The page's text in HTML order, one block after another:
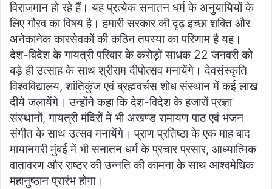
विराजमान हो रहे हैं। यह प्रत्येक सनातन धर्म के अनुयायियों के
लिए गौरव का विषय है। हमारी सरकार की दृढ़ इच्छा शक्ति और
अनेकानेक कारसेवकों की कठिन तपस्या का परिणाम है यह।
देश-विदेश के गायत्री परिवार के करोड़ों साधक 22 जनवरी को
बड़े ही उत्साह के साथ श्रीराम दीपोत्सव मनायेंगे। देवसंस्कृति
विश्वविद्यालय, शांतिकुंज एवं ब्रह्मवर्चस शोध संस्थान में कई लाख
दीये जलायेंगे। उन्होंने कहा कि देश-विदेश के हजारों प्रज्ञा
संस्थानों, गायत्री मंदिरों में भी अखण्ड रामायण पाठ एवं भजन
संगीत के साथ उत्सव मनायेंगे। प्राण प्रतिष्ठा के एक माह बाद
मायानगरी मुंबई में भी सनातन धर्म के प्रचार प्रसार, आध्यात्मिक
वातावरण और राष्ट्र की उन्नति की कामना के साथ आश्वमेधिक
महानुष्ठान प्रारंभ होगा।